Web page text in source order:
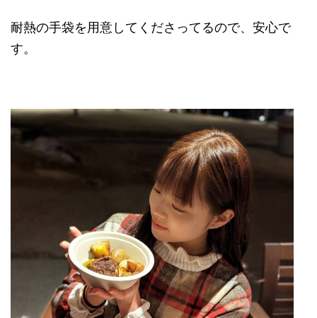
耐熱の手袋を用意してくださってるので、安心で
す。